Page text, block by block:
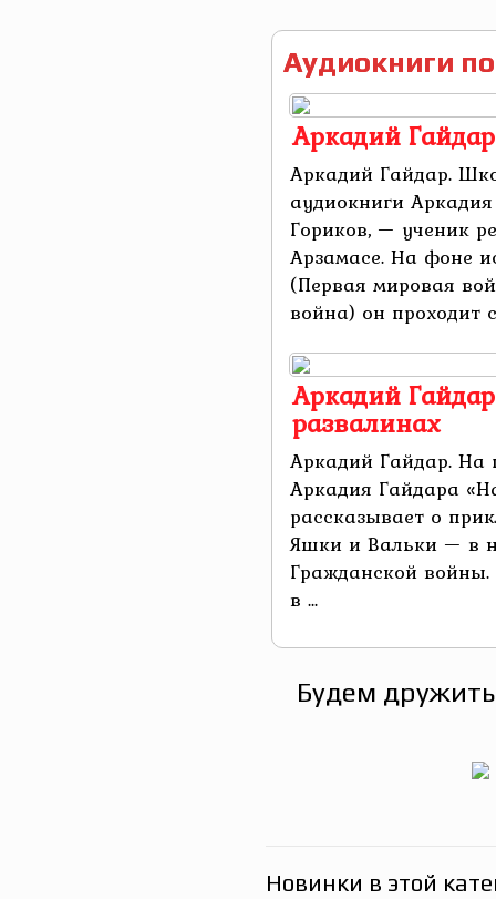
Аудиокниги
Аркадий
Аркадий Гайдар.
аудиокниги
Гориков, — ученик
Арзамасе. На фоне
(Первая мировая
война) он проходит
Аркадий
развалинах
Аркадий Гайдар. На
Аркадия Гайдара
рассказывает о
Яшки и Вальки — в
Гражданской войны.
в ...
Будем
Новинки в этой